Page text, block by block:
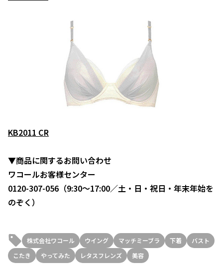
KB2011 CR
▼商品に関するお問い合わせ
ワコールお客様センター
0120-307-056（9:30～17:00／土・日・祝日・年末年始を
のぞく）
株式会社ワコール ウイング マッチミーブラ 下着
バスト
こたき
やってみた レタスフレンズ 美容